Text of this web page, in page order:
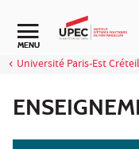
Aller au contenu
Navigation secondaire
MENU
Université Paris-Est Créteil